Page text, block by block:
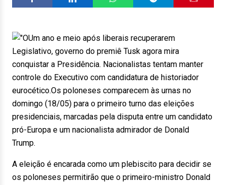
Um ano e meio após liberais recuperarem
Legislativo, governo do premiê Tusk agora mira
conquistar a Presidência. Nacionalistas tentam manter
controle do Executivo com candidatura de historiador
eurocético.Os poloneses comparecem às urnas no
domingo (18/05) para o primeiro turno das eleições
presidenciais, marcadas pela disputa entre um candidato
pró-Europa e um nacionalista admirador de Donald
Trump.
A eleição é encarada como um plebiscito para decidir se
os poloneses permitirão que o primeiro-ministro Donald